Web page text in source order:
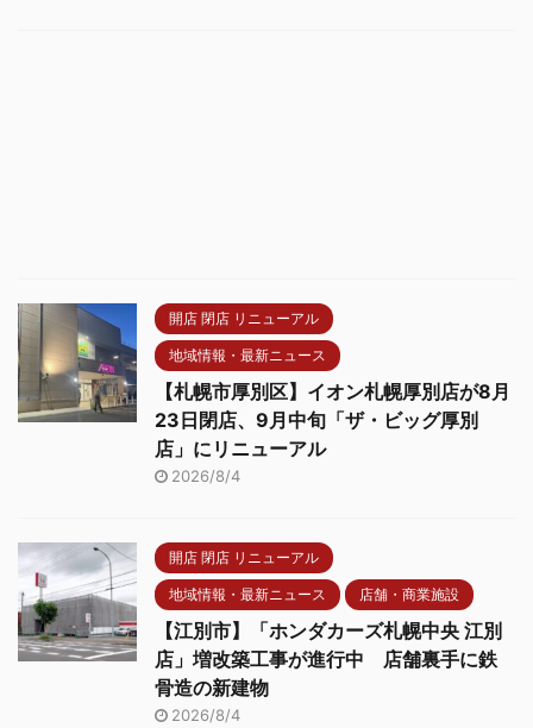
開店 閉店 リニューアル
地域情報・最新ニュース
【札幌市厚別区】イオン札幌厚別店が8月
23日閉店、9月中旬「ザ・ビッグ厚別
店」にリニューアル
2026/8/4
開店 閉店 リニューアル
地域情報・最新ニュース 店舗・商業施設
【江別市】「ホンダカーズ札幌中央 江別
店」増改築工事が進行中 店舗裏手に鉄
骨造の新建物
2026/8/4